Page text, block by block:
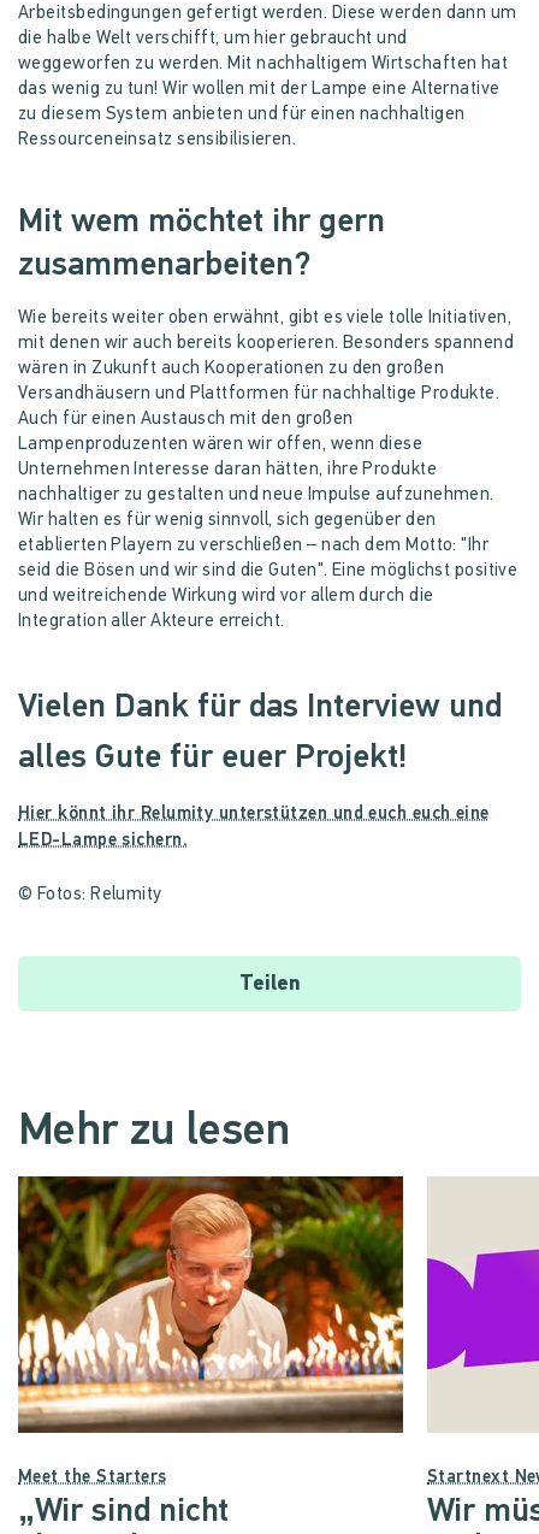
Arbeitsbedingungen gefertigt werden. Diese werden dann um
die halbe Welt verschifft, um hier gebraucht und
weggeworfen zu werden. Mit nachhaltigem Wirtschaften hat
das wenig zu tun! Wir wollen mit der Lampe eine Alternative
zu diesem System anbieten und für einen nachhaltigen
Ressourceneinsatz sensibilisieren.
Mit wem möchtet ihr gern
zusammenarbeiten?
Wie bereits weiter oben erwähnt, gibt es viele tolle Initiativen,
mit denen wir auch bereits kooperieren. Besonders spannend
wären in Zukunft auch Kooperationen zu den großen
Versandhäusern und Plattformen für nachhaltige Produkte.
Auch für einen Austausch mit den großen
Lampenproduzenten wären wir offen, wenn diese
Unternehmen Interesse daran hätten, ihre Produkte
nachhaltiger zu gestalten und neue Impulse aufzunehmen.
Wir halten es für wenig sinnvoll, sich gegenüber den
etablierten Playern zu verschließen – nach dem Motto: "Ihr
seid die Bösen und wir sind die Guten". Eine möglichst positive
und weitreichende Wirkung wird vor allem durch die
Integration aller Akteure erreicht.
Vielen Dank für das Interview und
alles Gute für euer Projekt!
Hier könnt ihr Relumity unterstützen und euch euch eine
LED-Lampe sichern.
© Fotos: Relumity
Teilen
Mehr zu lesen
Meet the Starters
„Wir sind nicht
Startnext
Wir